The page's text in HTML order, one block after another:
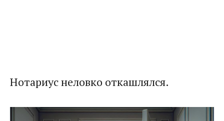
Нотариус неловко откашлялся.